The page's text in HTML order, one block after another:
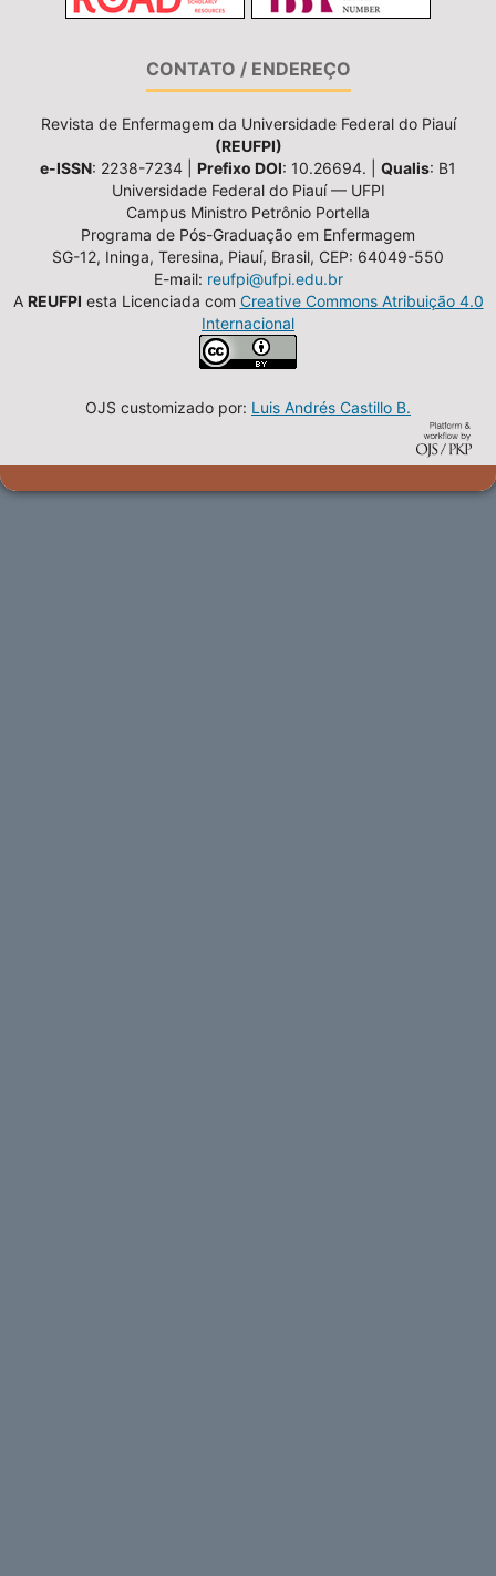
CONTATO / ENDEREÇO
Revista de Enfermagem da Universidade Federal do Piauí
(REUFPI)
e-ISSN: 2238-7234 | Prefixo DOI: 10.26694. | Qualis: B1
Universidade Federal do Piauí — UFPI
Campus Ministro Petrônio Portella
Programa de Pós-Graduação em Enfermagem
SG-12, Ininga, Teresina, Piauí, Brasil, CEP: 64049-550
E-mail: reufpi@ufpi.edu.br
A REUFPI esta Licenciada com Creative Commons Atribuição 4.0
Internacional
OJS customizado por: Luis Andrés Castillo B.